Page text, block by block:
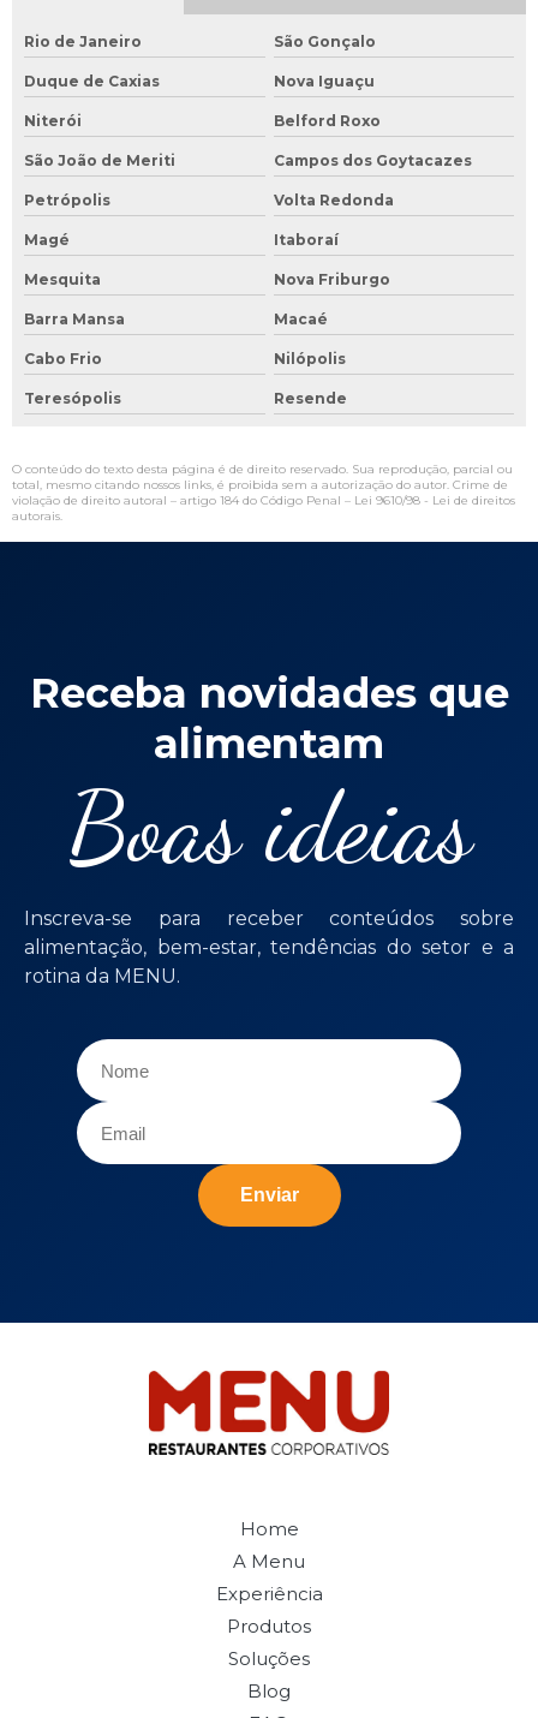
Rio de Janeiro São Gonçalo
Duque de Caxias Nova Iguaçu
Niterói Belford Roxo
São João de Meriti Campos dos Goytacazes
Petrópolis Volta Redonda
Magé Itaboraí
Mesquita Nova Friburgo
Barra Mansa Macaé
Cabo Frio Nilópolis
Teresópolis Resende
O conteúdo do texto desta página é de direito reservado. Sua reprodução, parcial ou
total, mesmo citando nossos links, é proibida sem a autorização do autor. Crime de
violação de direito autoral – artigo 184 do Código Penal – Lei 9610/98 - Lei de direitos
autorais.
Receba novidades que
alimentam
Boas ideias
Inscreva-se para receber conteúdos sobre
alimentação, bem-estar, tendências do setor e a
rotina da MENU.
Enviar
Home
A Menu
Experiência
Produtos
Soluções
Blog